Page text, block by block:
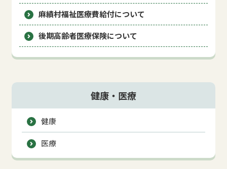
麻績村福祉医療費給付について
後期高齢者医療保険について
健康・医療
健康
医療